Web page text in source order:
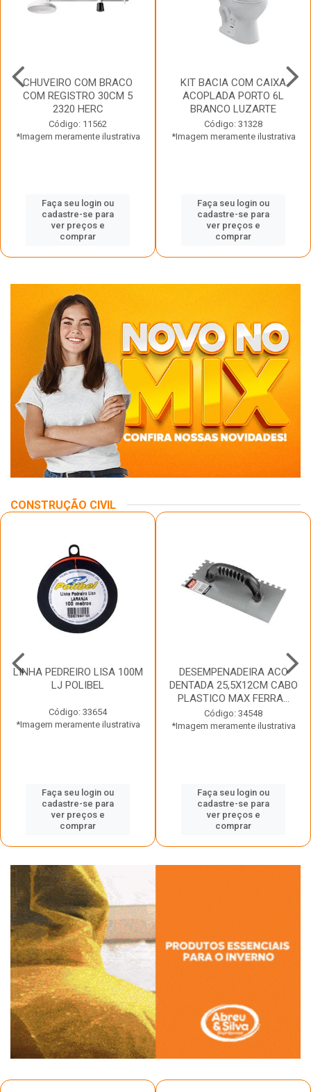
CHUVEIRO COM BRACO
COM REGISTRO 30CM 5
2320 HERC
Código: 11562
*Imagem meramente ilustrativa
Faça seu login ou
cadastre-se para
ver preços e
comprar
KIT BACIA COM CAIXA
ACOPLADA PORTO 6L
BRANCO LUZARTE
Código: 31328
*Imagem meramente ilustrativa
Faça seu login ou
cadastre-se para
ver preços e
comprar
CONSTRUÇÃO CIVIL
LINHA PEDREIRO LISA 100M
LJ POLIBEL
Código: 33654
*Imagem meramente ilustrativa
Faça seu login ou
cadastre-se para
ver preços e
comprar
DESEMPENADEIRA ACO
DENTADA 25,5X12CM CABO
PLASTICO MAX FERRA...
Código: 34548
*Imagem meramente ilustrativa
Faça seu login ou
cadastre-se para
ver preços e
comprar